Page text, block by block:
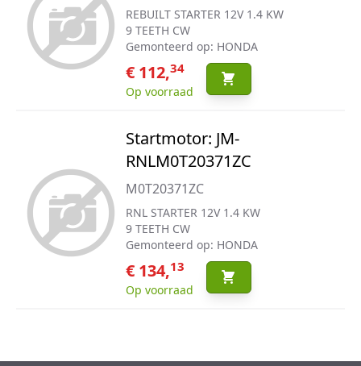
REBUILT STARTER 12V 1.4 KW
9 TEETH CW
Gemonteerd op: HONDA
€ 112,34
Op voorraad
Startmotor: JM-
RNLM0T20371ZC
M0T20371ZC
RNL STARTER 12V 1.4 KW
9 TEETH CW
Gemonteerd op: HONDA
€ 134,13
Op voorraad